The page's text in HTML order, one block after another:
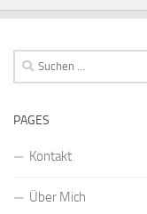
Suchen
nach:
PAGES
Kontakt
Über Mich